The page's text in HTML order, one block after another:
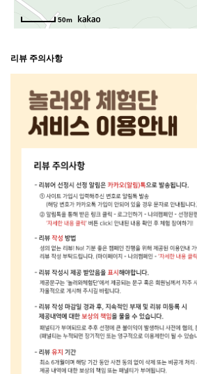
50m
리뷰 주의사항